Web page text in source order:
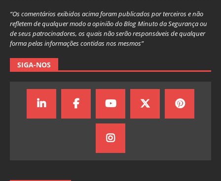
“Os comentários exibidos acima foram publicados por terceiros e não
refletem de qualquer modo a opinião do Blog Minuto da Segurança ou
de seus patrocinadores, os quais não serão responsáveis de qualquer
forma pelas informações contidas nos mesmos”
SIGA-NOS